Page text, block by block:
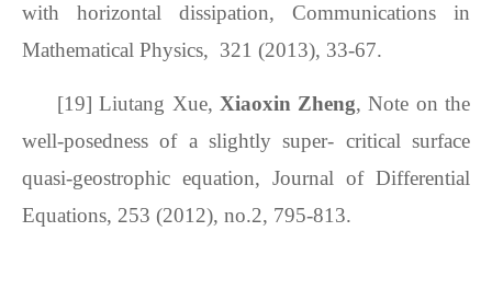
with horizontal dissipation, Communications in
Mathematical Physics, 321 (2013), 33-67.
[19]Liutang Xue, Xiaoxin Zheng, Note on the
well-posedness of a slightly super- critical surface
quasi-geostrophic equation, Journal of Differential
Equations, 253 (2012), no.2, 795-813.